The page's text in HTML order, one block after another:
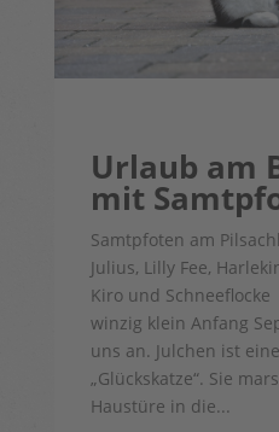
Urlaub am
mit
Samtpfoten am
Julius, Lilly Fee,
Kiro und
winzig klein Anfang
uns an. Julchen ist
„Glückskatze“. Sie
Haustüre in die...